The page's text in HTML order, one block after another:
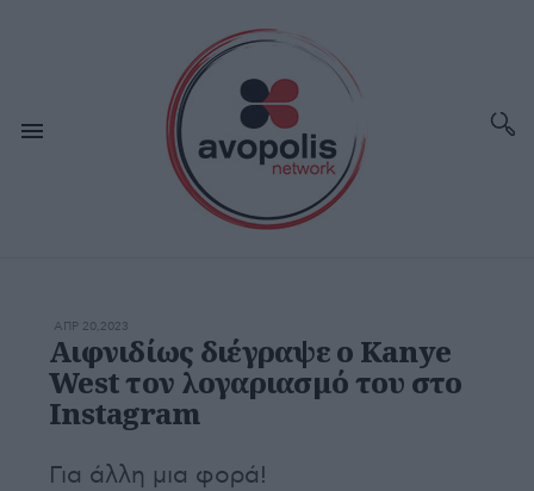
ΑΠΡ 20,2023
Αιφνιδίως διέγραψε o Kanye
West τον λογαριασμό του στο
Instagram
Για άλλη μια φορά!